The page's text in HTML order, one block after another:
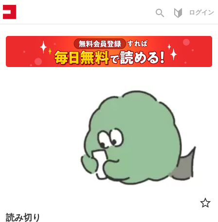
search ログイン
読み切り